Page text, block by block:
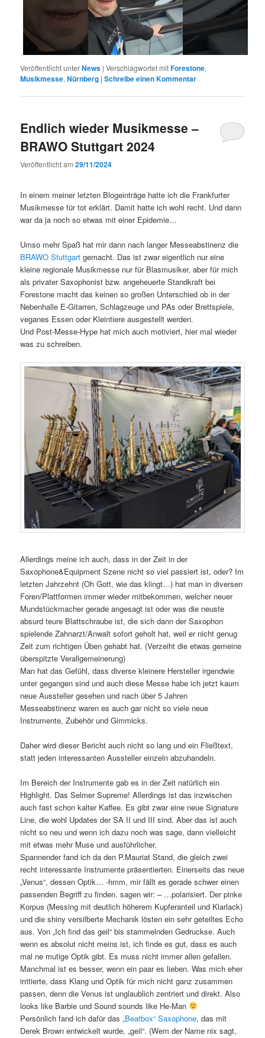
Veröffentlicht unterNews |Verschlagwortet mitForestone,
Musikmesse,Nürnberg |Schreibe einen Kommentar
Endlich wieder Musikmesse –
BRAWO Stuttgart 2024
Veröffentlicht am29/11/2024
In einem meiner letzten Blogeinträge hatte ich die Frankfurter
Musikmesse für tot erklärt. Damit hatte ich wohl recht. Und dann
war da ja noch so etwas mit einer Epidemie…
Umso mehr Spaß hat mir dann nach langer Messeabstinenz die
BRAWO Stuttgartgemacht. Das ist zwar eigentlich nur eine
kleine regionale Musikmesse nur für Blasmusiker, aber für mich
als privater Saxophonist bzw. angeheuerte Standkraft bei
Forestone macht das keinen so großen Unterschied ob in der
Nebenhalle E-Gitarren, Schlagzeuge und PAs oder Brettspiele,
veganes Essen oder Kleintiere ausgestellt werden.
Und Post-Messe-Hype hat mich auch motiviert, hier mal wieder
was zu schreiben.
Allerdings meine ich auch, dass in der Zeit in der
Saxophone&Equipment Szene nicht so viel passiert ist, oder? Im
letzten Jahrzehnt (Oh Gott, wie das klingt…) hat man in diversen
Foren/Plattformen immer wieder mitbekommen, welcher neuer
Mundstückmacher gerade angesagt ist oder was die neuste
absurd teure Blattschraube ist, die sich dann der Saxophon
spielende Zahnarzt/Anwalt sofort geholt hat, weil er nicht genug
Zeit zum richtigen Üben gehabt hat. (Verzeiht die etwas gemeine
überspitzte Verallgemeinerung)
Man hat das Gefühl, dass diverse kleinere Hersteller irgendwie
unter gegangen sind und auch diese Messe habe ich jetzt kaum
neue Aussteller gesehen und nach über 5 Jahren
Messeabstinenz waren es auch gar nicht so viele neue
Instrumente, Zubehör und Gimmicks.
Daher wird dieser Bericht auch nicht so lang und ein Fließtext,
statt jeden interessanten Aussteller einzeln abzuhandeln.
Im Bereich der Instrumente gab es in der Zeit natürlich ein
Highlight. Das Selmer Supreme! Allerdings ist das inzwischen
auch fast schon kalter Kaffee. Es gibt zwar eine neue Signature
Line, die wohl Updates der SA II und III sind. Aber das ist auch
nicht so neu und wenn ich dazu noch was sage, dann vielleicht
mit etwas mehr Muse und ausführlicher.
Spannender fand ich da den P.Mauriat Stand, die gleich zwei
recht interessante Instrumente präsentierten. Einerseits das neue
„Venus“, dessen Optik… -hmm, mir fällt es gerade schwer einen
passenden Begriff zu finden. sagen wir: – …polarisiert. Der pinke
Korpus (Messing mit deutlich höherem Kupferanteil und Klarlack)
und die shiny versilberte Mechanik lösten ein sehr geteiltes Echo
aus. Von „Ich find das geil“ bis stammelnden Gedruckse. Auch
wenn es absolut nicht meins ist, ich finde es gut, dass es auch
mal ne mutige Optik gibt. Es muss nicht immer allen gefallen.
Manchmal ist es besser, wenn ein paar es lieben. Was mich eher
irritierte, dass Klang und Optik für mich nicht ganz zusammen
passen, denn die Venus ist unglaublich zentriert und direkt. Also
looks like Barbie und Sound sounds like He-Man
Persönlich fand ich dafür das„Beatbox“ Saxophone, das mit
Derek Brown entwickelt wurde, „geil“. (Wem der Name nix sagt,